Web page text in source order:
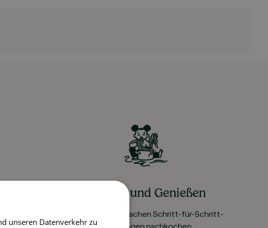
Kochen und Genießen
Rezepte mit einfachen Schritt-für-Schritt-
unseren Datenverkehr zu